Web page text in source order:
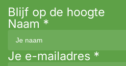
Blijf op de hoogte
Naam *
Je e-mailadres *